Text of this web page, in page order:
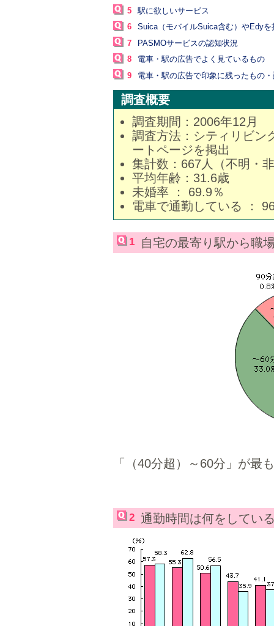
5
駅に欲しいサービス
6
Suica（モバイルSuica含む）やEdyを
7
PASMOサービスの認知状況
8
電車・駅の広告でよく見ているもの
9
電車・駅の広告で印象に残ったもの
調査概要
調査期間：2006年12月
調査方法：シティリビン
ートページを掲出
集計数：667人（不明・
平均年齢：31.6歳
未婚率 ： 69.9％
電車で通勤している ：
1 自宅の最寄り駅から職
「（40分超）～60分」が最
2 通勤時間は何をしてい